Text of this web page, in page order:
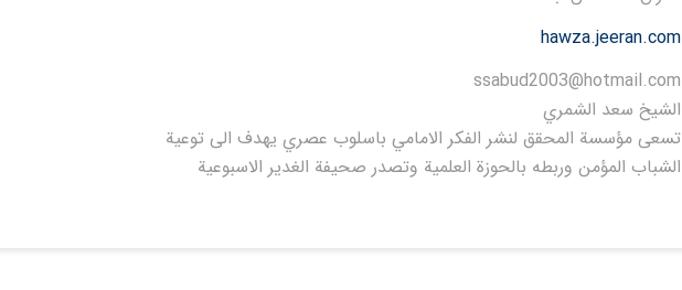
hawza.jeeran.com
ssabud2003@hotmail.com
الشيخ سعد الشمري
تسعى مؤسسة المحقق لنشر الفكر الامامي باسلوب عصري يهدف الى توعية
الشباب المؤمن وربطه بالحوزة العلمية وتصدر صحيفة الغدير الاسبوعية